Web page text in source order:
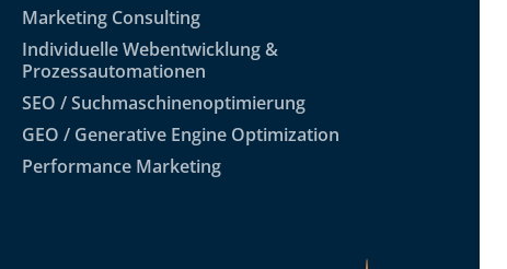
Marketing Consulting
Individuelle Webentwicklung &
Prozessautomationen
SEO / Suchmaschinenoptimierung
GEO / Generative Engine Optimization
Performance Marketing